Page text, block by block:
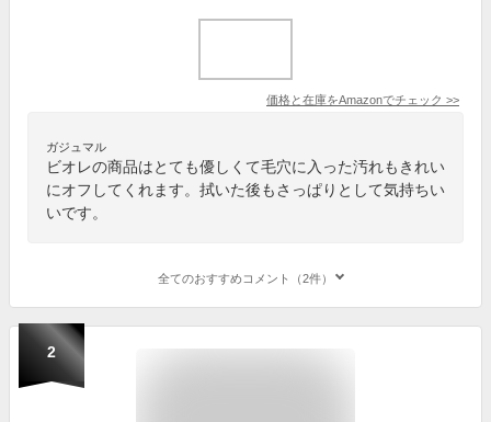
価格と在庫をAmazonでチェック >>
ガジュマル
ビオレの商品はとても優しくて毛穴に入った汚れもきれい
にオフしてくれます。拭いた後もさっぱりとして気持ちい
いです。
全てのおすすめコメント（2件）
2